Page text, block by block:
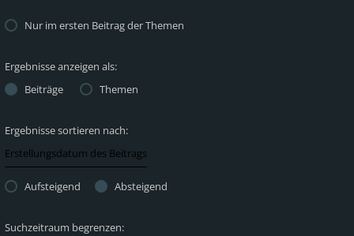
Nur im ersten Beitrag der Themen
Ergebnisse anzeigen als:
Beiträge
Themen
Ergebnisse sortieren nach:
Aufsteigend Absteigend
Suchzeitraum begrenzen: